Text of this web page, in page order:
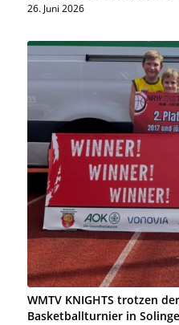
26. Juni 2026
WMTV KNIGHTS trotzen
Basketballturnier in